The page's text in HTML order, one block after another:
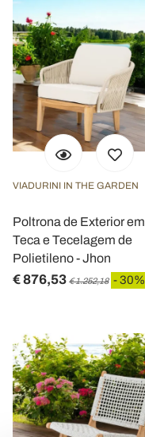
VIADURINI IN THE GARDEN
Poltrona de Exterior em
Teca e Tecelagem de
Polietileno - Jhon
€ 876,53 € 1.252,18 - 30%